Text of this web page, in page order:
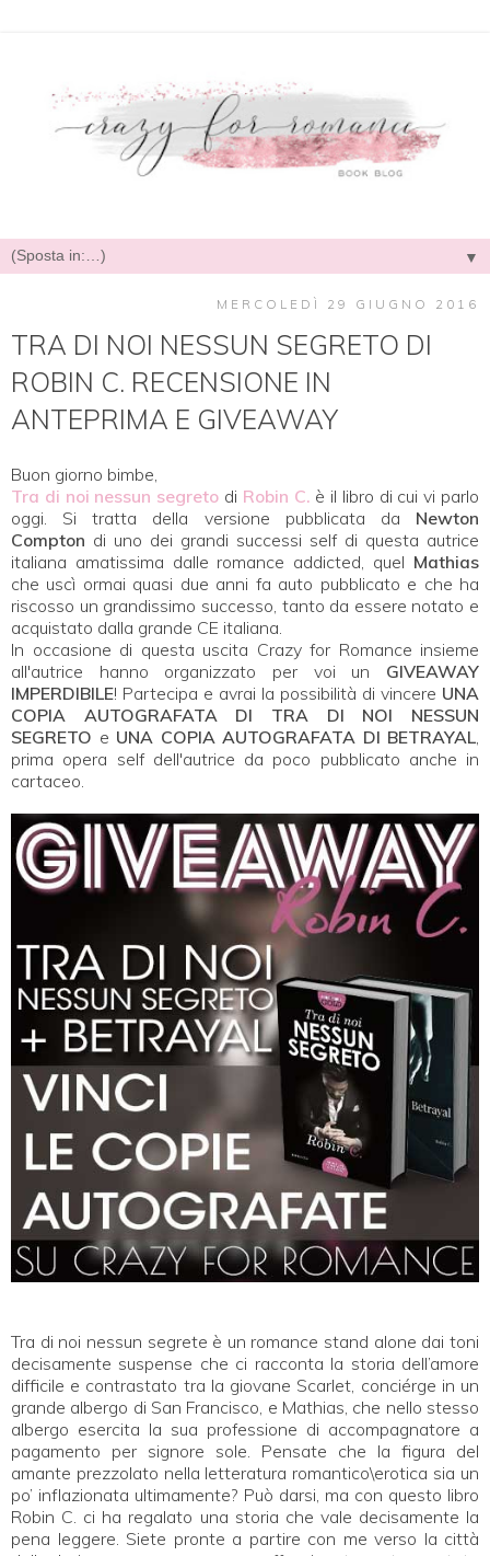
▼
MERCOLEDÌ 29 GIUGNO 2016
TRA DI NOI NESSUN SEGRETO DI
ROBIN C. RECENSIONE IN
ANTEPRIMA E GIVEAWAY
Buon giorno bimbe,
Tra di noi nessun segreto di Robin C. è il libro di cui vi parlo
oggi. Si tratta della versione pubblicata da Newton
Compton di uno dei grandi successi self di questa autrice
italiana amatissima dalle romance addicted, quel Mathias
che uscì ormai quasi due anni fa auto pubblicato e che ha
riscosso un grandissimo successo, tanto da essere notato e
acquistato dalla grande CE italiana.
In occasione di questa uscita Crazy for Romance insieme
all'autrice hanno organizzato per voi un GIVEAWAY
IMPERDIBILE! Partecipa e avrai la possibilità di vincere UNA
COPIA AUTOGRAFATA DI TRA DI NOI NESSUN
SEGRETO e UNA COPIA AUTOGRAFATA DI BETRAYAL,
prima opera self dell'autrice da poco pubblicato anche in
cartaceo.
Tra di noi nessun segrete è un romance stand alone dai toni
decisamente suspense che ci racconta la storia dell’amore
difficile e contrastato tra la giovane Scarlet, conciérge in un
grande albergo di San Francisco, e Mathias, che nello stesso
albergo esercita la sua professione di accompagnatore a
pagamento per signore sole. Pensate che la figura del
amante prezzolato nella letteratura romantico\erotica sia un
po’ inflazionata ultimamente? Può darsi, ma con questo libro
Robin C. ci ha regalato una storia che vale decisamente la
pena leggere. Siete pronte a partire con me verso la città